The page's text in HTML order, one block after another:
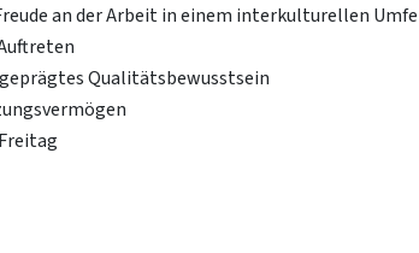
an der Arbeit in einem interkulturellen
Qualitätsbewusstsein